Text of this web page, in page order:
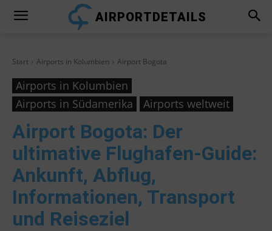
AIRPORTDETAILS
Start Airports in Kolumbien Airport Bogota
Airports in Kolumbien
Airports in Südamerika
Airports weltweit
Airport Bogota: Der
ultimative Flughafen-Guide:
Ankunft, Abflug,
Informationen, Transport
und Reiseziel